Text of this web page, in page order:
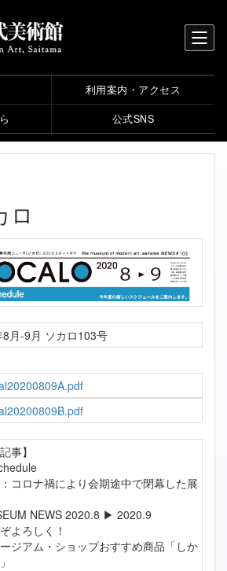
利用案内・アクセス
公式SNS
ロ
月-9月 ソカロ103号
事】
：コロナ禍により会期途中で閉幕した展
NEWS 2020.8 ▶ 2020.9
よろしく！
ージアム・ショップおすすめ商品「しか